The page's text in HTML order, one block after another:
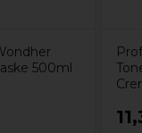
500ml